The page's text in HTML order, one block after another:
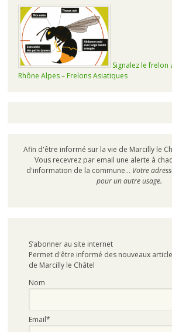
Signalez le frelon
Rhône Alpes – Frelons Asiatiques
Afin d'être informé sur la vie de Marcilly le
Vous recevrez par email une alerte à
d'information de la commune... Votre
pour un autre usage.
S’abonner au site internet
Permet d'être informé des nouveaux
de Marcilly le Châtel
Nom
Email*